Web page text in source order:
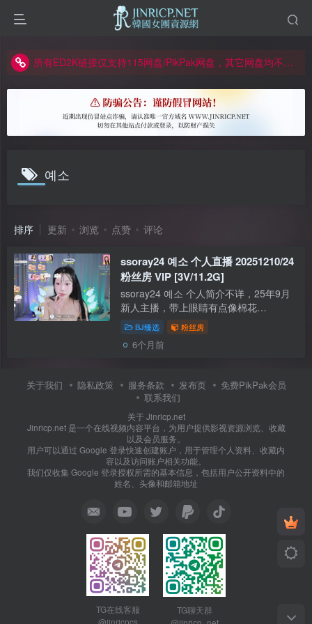
正版声明: 警惕盗版网站冒充 Jinricp.net [20260605更新]
所有ED2K链接仅支持115网盘/PikPak网盘，其它网盘均不支持
关于 PikPak 下播放视频呈现 “一条线” 的问题报告
如何获得 Jinricp.net 网站邀请码
正版声明: 警惕盗版网站冒充 Jinricp.net [20260605更新]
예소
排序 更新 浏览 点赞 评论
ssoray24 예소 个人直播 20251210/24
粉丝房 VIP [3V/11.2G]
ssoray24 예소 个人简介不详，25年9月
新人主播，带上眼睛有点像棉花
naras2，直播尺度中规中距，原装小车
灯，还挺可爱的，目前还挺受欧巴欢迎
的。 【资源类型】：粉丝房【是否有
BJ臻选 粉丝房
6个月前
关于我们 隐私政策 服务条款 发布页
免费PikPak会员
联系我们
关于 Jinricp.net
Jinricp.net 是一个在线视频内容平台，为用户提供影视资源浏览、收藏
以及会员服务。
用户可以通过 Google 登录快速创建账户，用于管理个人资料、收藏内
容以及访问账户相关功能。
我们仅收集 Google 登录授权所需的基本信息，包括用户公开资料中的
姓名、头像和邮箱地址
TG在线客服
TG聊天群